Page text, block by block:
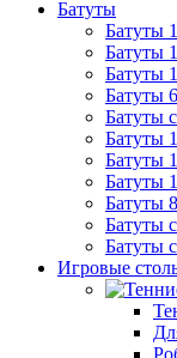
Батуты
Батуты
Батуты
Батуты
Батуты
Батуты
Батуты
Батуты
Батуты
Батуты
Батуты
Батуты
Игровые